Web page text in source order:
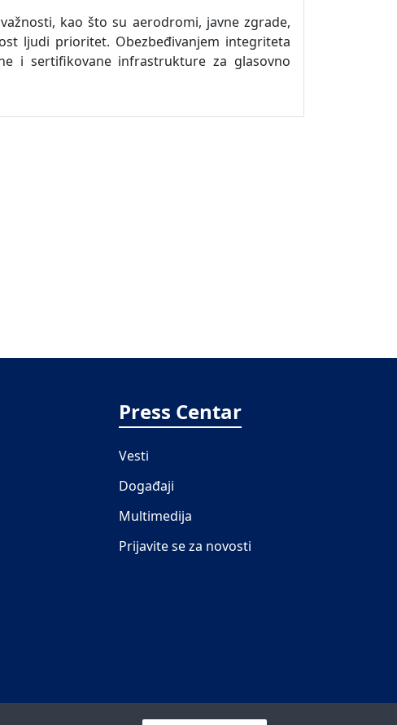
kao što su aerodromi, javne zgrade,
ljudi prioritet. Obezbeđivanjem integriteta
i sertifikovane infrastrukture za glasovno
Press Centar
Vesti
Događaji
Multimedija
Prijavite se za novosti